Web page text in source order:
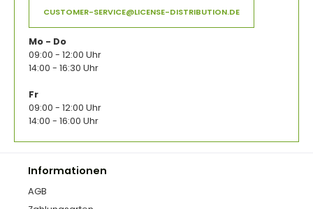
CUSTOMER-SERVICE@LICENSE-DISTRIBUTION.DE
Mo - Do
09:00 - 12:00 Uhr
14:00 - 16:30 Uhr
Fr
09:00 - 12:00 Uhr
14:00 - 16:00 Uhr
Informationen
AGB